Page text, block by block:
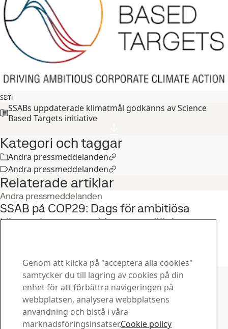
SBTi
SSABs uppdaterade klimatmål godkänns av Science
Based Targets initiative
Kategori och taggar
Andra pressmeddelanden
Andra pressmeddelanden
Relaterade artiklar
Andra pressmeddelanden
SSAB på COP29: Dags för ambitiösa
klimatplaner som driver omställningen
Läs hela berättelsen
Kontakta SSAB
Kontakta oss
Hur kan vi hjälpa dig?
Visa kontakter
Genom att klicka på "acceptera alla cookies"
samtycker du till lagring av cookies på din
enhet för att förbättra navigeringen på
webbplatsen, analysera webbplatsens
användning och bistå i våra
marknadsföringsinsatser.Cookie policy